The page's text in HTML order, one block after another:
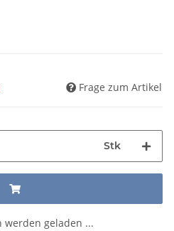
Frage zum Artikel
Stk
werden geladen ...